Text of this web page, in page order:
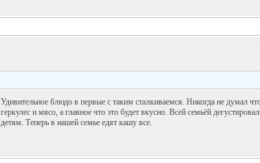
Удивительное блюдо в первые с таким сталкиваемся. Никогда не думал
геркулес и мясо, а главное что это будет вкусно. Всей семьёй
детям. Теперь в нашей семье едят кашу все.